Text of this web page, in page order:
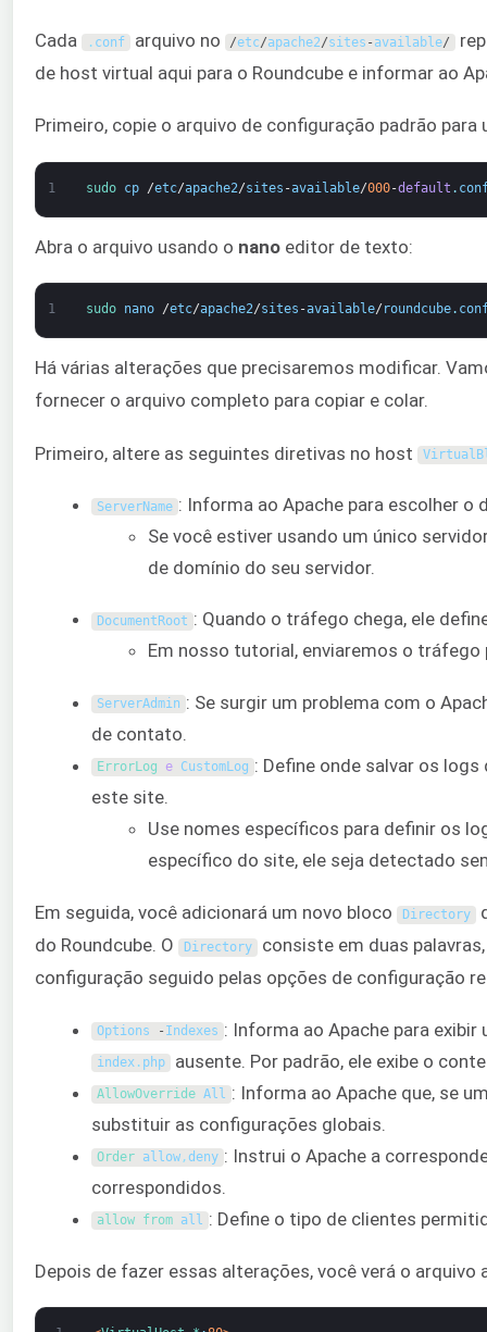
Cada . conf arquivo no /etc/apache2/sites - available/
de host virtual aqui para o Roundcube e informar ao
Primeiro, copie o arquivo de configuração padrão
1 sudo cp /etc/apache2/sites -available/000-default .
Abra o arquivo usando o nano editor de texto:
1 sudo nano /etc/apache2/sites -available/ roundcube.
Há várias alterações que precisaremos modificar.
fornecer o arquivo completo para copiar e colar.
Primeiro, altere as seguintes diretivas no host
ServerName : Informa ao Apache para escolher o
Se você estiver usando um único
de domínio do seu servidor.
DocumentRoot : Quando o tráfego chega, ele
Em nosso tutorial, enviaremos o tráfego
ServerAdmin : Se surgir um problema com o
de contato.
ErrorLog e CustomLog : Define onde salvar os
este site.
Use nomes específicos para definir os
específico do site, ele seja detectado
Em seguida, você adicionará um novo bloco Directory
do Roundcube. O
Directory consiste em duas
configuração seguido pelas opções de configuração
Options - Indexes : Informa ao Apache para
index. php ausente. Por padrão, ele exibe o
AllowOverride All : Informa ao Apache que, se
substituir as configurações globais.
Order allow,deny : Instrui o Apache a
correspondidos.
allow from all : Define o tipo de clientes
Depois de fazer essas alterações, você verá o arquivo